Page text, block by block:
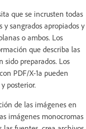
que se incrusten todas
y sangrados apropiados y
o ambos. Los
que describa las
sido preparados. Los
PDF/X-1a pueden
posterior.
de las imágenes en
imágenes monocromas